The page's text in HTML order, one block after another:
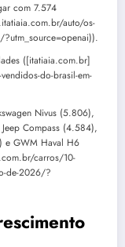
com 7.574
auto/os-
?utm_source=openai)).
([itatiaia.com.br]
do-brasil-em-
Nivus (5.806),
Compass (4.584),
e GWM Haval H6
carros/10-
de-2026/?